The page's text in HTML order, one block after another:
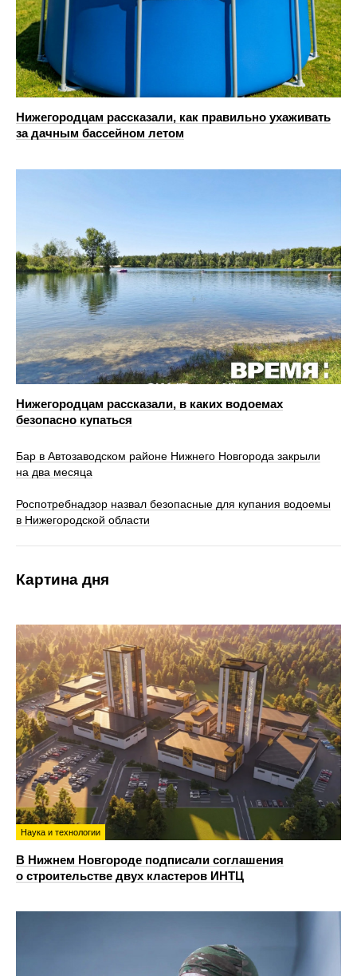
Нижегородцам рассказали, как правильно ухаживать
за дачным бассейном летом
Нижегородцам рассказали, в каких водоемах
безопасно купаться
Бар в Автозаводском районе Нижнего Новгорода закрыли
на два месяца
Роспотребнадзор назвал безопасные для купания водоемы
в Нижегородской области
Картина дня
Наука и технологии
В Нижнем Новгороде подписали соглашения
о строительстве двух кластеров ИНТЦ